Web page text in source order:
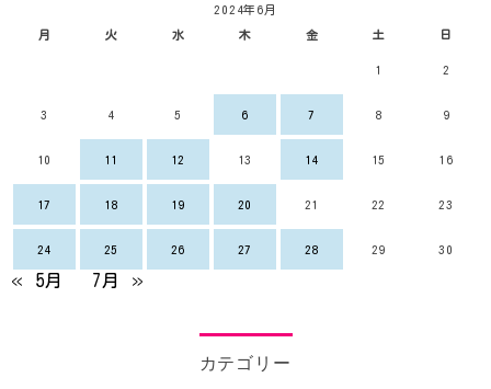
2024年6月
月 火 水 木 金 土 日
1 2
3 4 5 6 7 8 9
10 11 12 13 14 15 16
17 18 19 20 21 22 23
24 25 26 27 28 29 30
« 5月 7月 »
カテゴリー